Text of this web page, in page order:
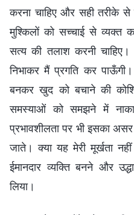
करना चाहिए और सही तरीके से
मुश्किलों को सच्चाई से व्यक्त
सत्य की तलाश करनी
निभाकर मैं प्रगति कर
बनकर खुद को बचाने की
समस्याओं को समझने में
प्रभावशीलता पर भी इसका
जाते। क्या यह मेरी मूर्खता
ईमानदार व्यक्ति बनने और
लिया।